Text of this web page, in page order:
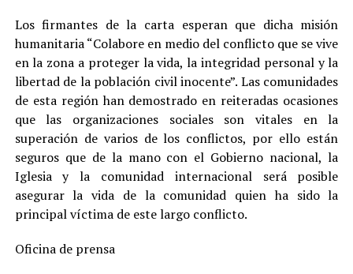
Los firmantes de la carta esperan que dicha misión
humanitaria “Colabore en medio del conflicto que se vive
en la zona a proteger la vida, la integridad personal y la
libertad de la población civil inocente”. Las comunidades
de esta región han demostrado en reiteradas ocasiones
que las organizaciones sociales son vitales en la
superación de varios de los conflictos, por ello están
seguros que de la mano con el Gobierno nacional, la
Iglesia y la comunidad internacional será posible
asegurar la vida de la comunidad quien ha sido la
principal víctima de este largo conflicto.
Oficina de prensa